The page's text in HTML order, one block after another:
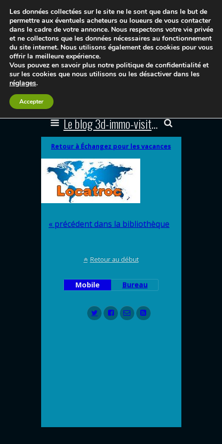
Le blog 3d-immo-visites
Retour à Échangez pour les vacances
« précédent dans la bibliothèque
Retour au début
Mobile Bureau
Les données collectées sur le site ne le sont que dans le but de
permettre aux éventuels acheteurs ou loueurs de vous contacter
dans le cadre de votre annonce. Nous respectons votre vie privée
et ne collectons que les données nécessaires au fonctionnement
du site internet. Nous utilisons également des cookies pour vous
offrir la meilleure expérience.
Vous pouvez en savoir plus notre politique de confidentialité et
sur les cookies que nous utilisons ou les désactiver dans les
réglages.
Accepter